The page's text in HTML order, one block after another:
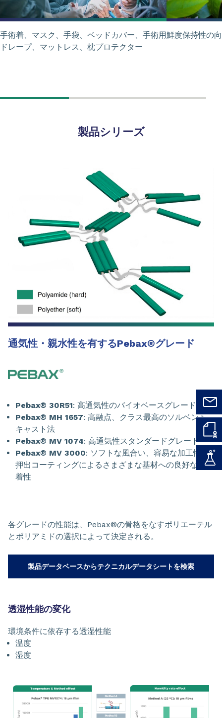
手術着、マスク、手袋、ベッドカバー、手術用
ドレープ、マットレス、枕プロテクター
鮮度保持性の
製品シリーズ
通気性・親水性を有するPebax®グレード
Pebax® 30R51: 高通気性のバイオベースグレード
Pebax® MH 1657: 高融点、クラス最高のソルベント
キャスト法
Pebax® MV 1074: 高通気性スタンダードグレード
Pebax® MV 3000: ソフトな風合い、容易な加工性、
押出コーティングによるさまざまな基材への良好なの接
着性
各グレードの性能は、Pebax®の骨格をなすポリエーテル
とポリアミドの選択によって決定される。
製品データベースからテクニカルデータシートを検索
透湿性能の変化
環境条件に依存する透湿性能
温度
湿度